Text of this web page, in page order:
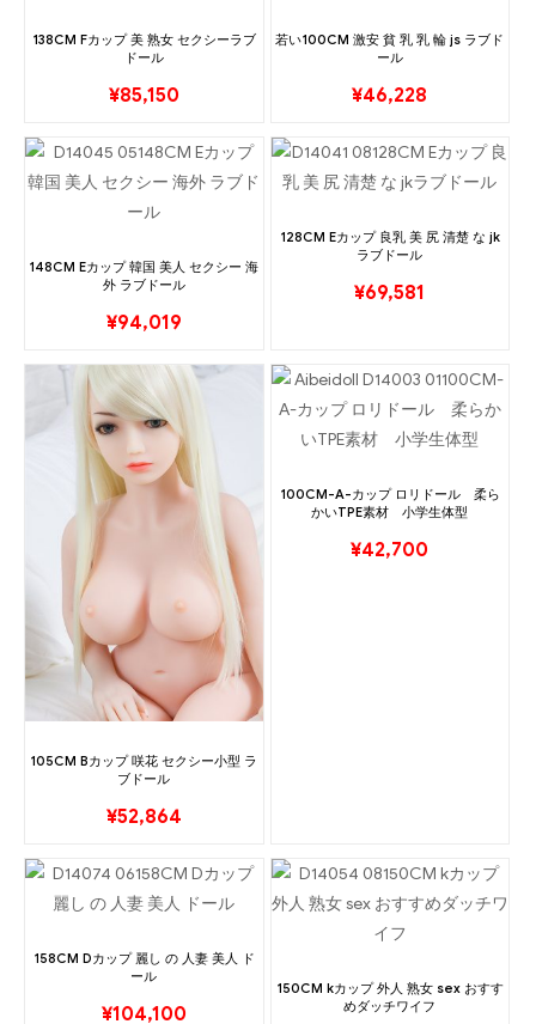
138CM Fカップ 美 熟女 セクシーラブ
ドール
¥85,150
若い100CM 激安 貧 乳 乳 輪 js ラブド
ール
¥46,228
148CM Eカップ 韓国 美人 セクシー 海
外 ラブドール
¥94,019
128CM Eカップ 良乳 美 尻 清楚 な jk
ラブドール
¥69,581
105CM Bカップ 咲花 セクシー小型 ラ
ブドール
¥52,864
100CM-A-カップ ロリドール 柔ら
かいTPE素材 小学生体型
¥42,700
158CM Dカップ 麗し の 人妻 美人 ド
ール
¥104,100
150CM kカップ 外人 熟女 sex おすす
めダッチワイフ